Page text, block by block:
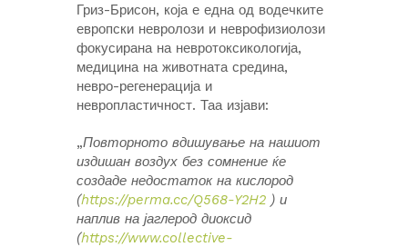
Гриз-Брисон, која е една од водечките
европски невролози и неврофизиолози
фокусирана на невротоксикологија,
медицина на животната средина,
невро-регенерација и
невропластичност. Таа изјави:
„Повторното вдишување на нашиот
издишан воздух без сомнение ќе
создаде недостаток на кислород
(https://perma.cc/Q568-Y2H2 ) и
наплив на јаглерод диоксид
(https://www.collective-